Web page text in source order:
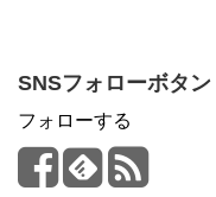
SNSフォローボタン
フォローする